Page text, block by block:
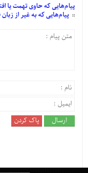
پیام‌هاییکه حاوی تهمت یا
پیام‌هاییکه به غیر از